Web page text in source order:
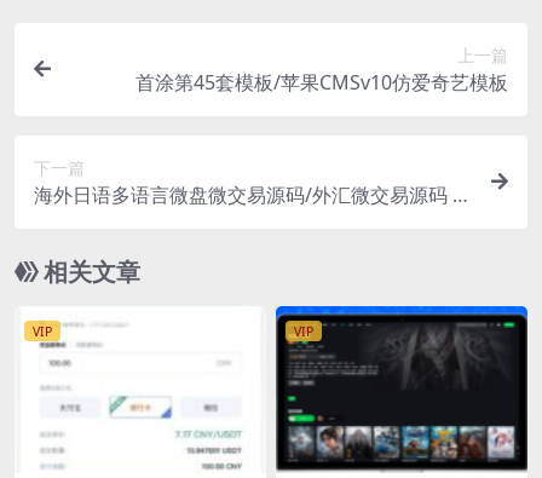
上一篇
首涂第45套模板/苹果CMSv10仿爱奇艺模板
下一篇
海外日语多语言微盘微交易源码/外汇微交易源码 支
相关文章
VIP VIP